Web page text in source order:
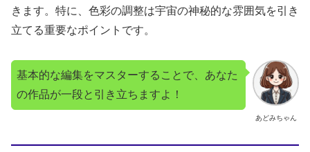
きます。特に、色彩の調整は宇宙の神秘的な雰囲気を引き
立てる重要なポイントです。
あどみちゃん
基本的な編集をマスターすることで、あなた
の作品が一段と引き立ちますよ！